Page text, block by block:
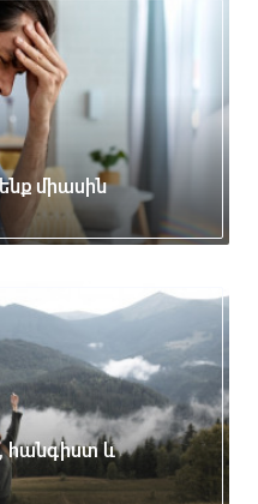
միասին
հանգիստ և